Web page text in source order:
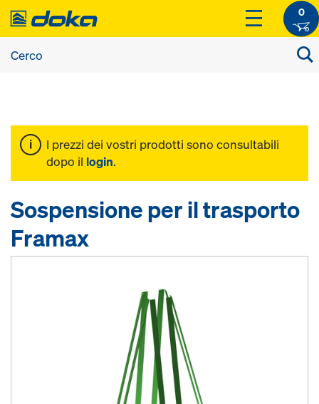
0
I prezzi dei vostri prodotti sono consultabili
dopo il login.
Sospensione per il trasporto
Framax